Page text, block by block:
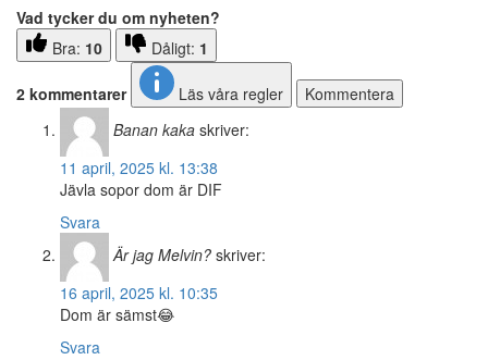
Vad tycker du om nyheten?
Bra: 10 Dåligt: 1
2 kommentarer Läs våra regler
Kommentera
Banan kaka skriver:
11 april, 2025 kl. 13:38
Jävla sopor dom är DIF
Svara
Är jag Melvin? skriver:
16 april, 2025 kl. 10:35
Dom är sämst😂
Svara